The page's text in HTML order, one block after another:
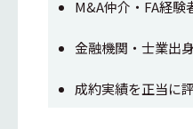
M&A仲介・FA経験
金融機関・士業出
成約実績を正当に